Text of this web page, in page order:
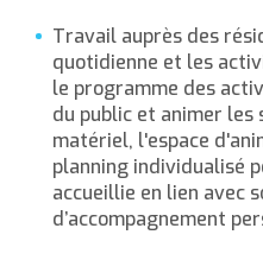
Travail auprès des
quotidienne et les
le programme des
du public et animer les
matériel, l'espace
planning individualisé
accueillie en lien avec
d’accompagnement